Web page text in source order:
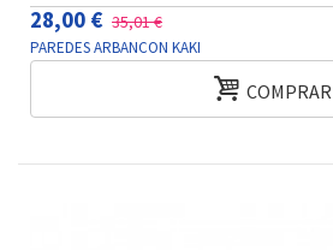
28,00 € 35,01 €
PAREDES ARBANCON KAKI
COMPRAR